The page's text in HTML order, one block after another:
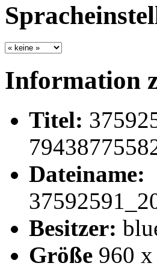
Information
Titel:
Dateiname:
Besitzer:
Größe 960